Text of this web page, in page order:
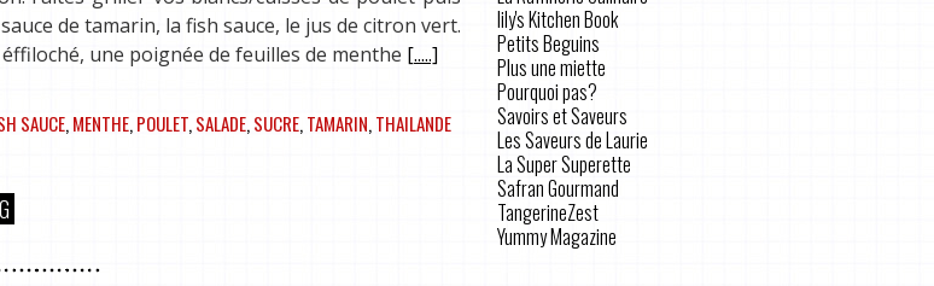
de tamarin, la fish sauce, le jus de citron vert.
une poignée de feuilles de menthe [.....]
SAUCE,MENTHE,POULET,SALADE,SUCRE,TAMARIN,THAILANDE
lily's Kitchen Book
Petits Beguins
Plus une miette
Pourquoi pas?
Savoirs et Saveurs
Les Saveurs de Laurie
La Super Superette
Safran Gourmand
TangerineZest
Yummy Magazine